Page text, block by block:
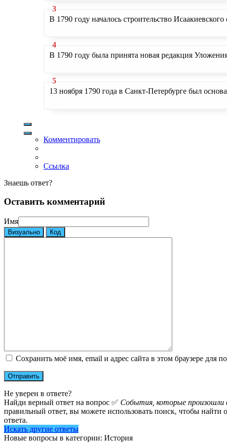
В 1790 году началось строительство
В 1790 году была принята новая редакция
13 ноября 1790 года в Санкт-Петербурге был
Комментировать
Ссылка
Знаешь ответ?
Оставить комментарий
Имя
Визуально Код
Сохранить моё имя, email и адрес сайта в этом браузере для
Не уверен в ответе?
Найди верный ответ на вопрос ✅ События, которые произошли
правильный ответ, вы можете использовать поиск, чтобы найти
ответа.
Искать другие ответы
Новые вопросы в категории: История